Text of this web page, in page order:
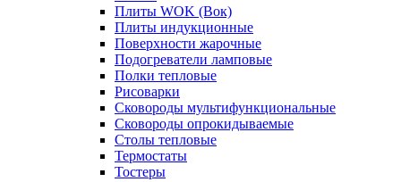
Плиты WOK (Вок)
Плиты индукционные
Поверхности жарочные
Подогреватели ламповые
Полки тепловые
Рисоварки
Сковороды мультифункциональные
Сковороды опрокидываемые
Столы тепловые
Термостаты
Тостеры